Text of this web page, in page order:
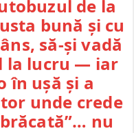
de la
bună și cu
să-și vadă
la lucru — iar
în ușă și a
unde crede
nu